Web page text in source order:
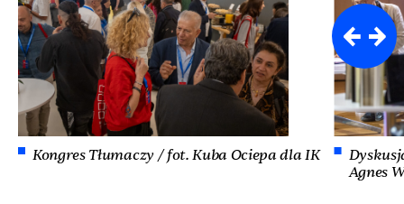
Kongres Tłumaczy / fot. Kuba Ociepa dla IK
Agnes